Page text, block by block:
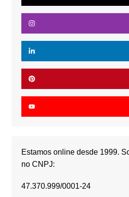
Estamos online desde 1999.
no CNPJ:
47.370.999/0001-24